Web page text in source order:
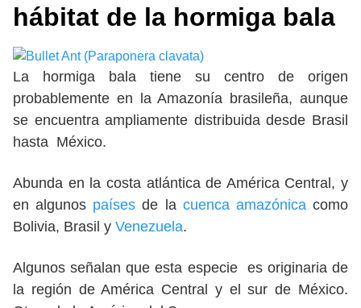
hábitat de la hormiga bala
La hormiga bala tiene su centro de origen
probablemente en la Amazonía brasileña, aunque
se encuentra ampliamente distribuida desde Brasil
hasta México.
Abunda en la costa atlántica de América Central, y
en algunos paísesde la cuenca amazónica como
Bolivia, Brasil y Venezuela.
Algunos señalan que esta especie es originaria de
la región de América Central y el sur de México.